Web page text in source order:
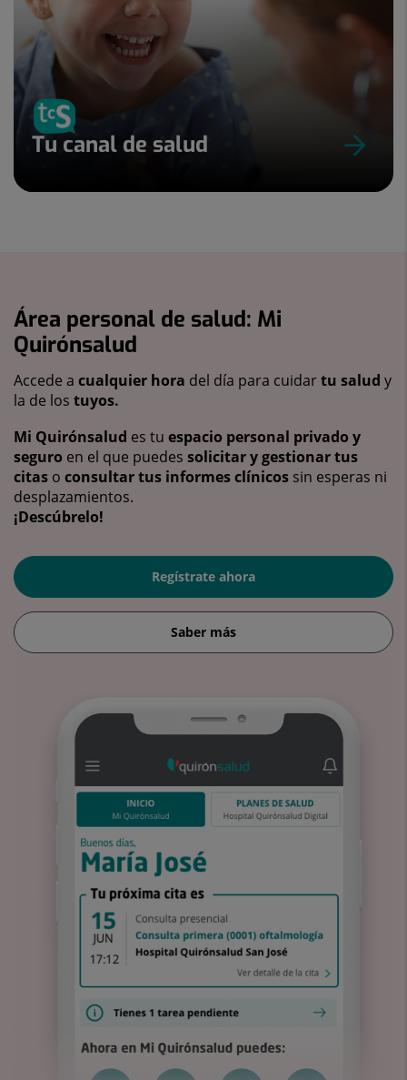
Tu canal de salud
Área personal de salud: Mi
Quirónsalud
Accede a cualquier hora del día para cuidartu salud y
la de los tuyos.
Mi Quirónsalud es tu espacio personal privado y
seguro en el que puedes solicitar y gestionar tus
citas o consultar tus informes clínicos sin esperas ni
desplazamientos.
¡Descúbrelo!
Regístrate ahora
Saber más